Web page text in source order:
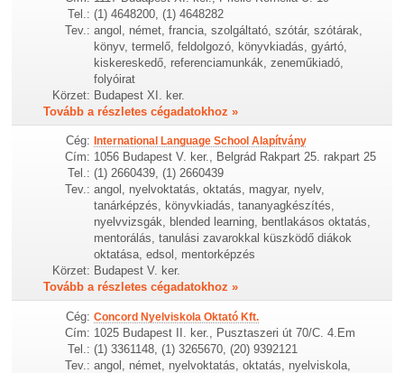
Tel.: (1) 4648200, (1) 4648282
Tev.: angol, német, francia, szolgáltató, szótár, szótárak,
könyv, termelő, feldolgozó, könyvkiadás, gyártó,
kiskereskedő, referenciamunkák, zeneműkiadó,
folyóirat
Körzet: Budapest XI. ker.
Tovább a részletes cégadatokhoz »
Cég: International Language School Alapítvány
Cím: 1056 Budapest V. ker., Belgrád Rakpart 25. rakpart 25
Tel.: (1) 2660439, (1) 2660439
Tev.: angol, nyelvoktatás, oktatás, magyar, nyelv,
tanárképzés, könyvkiadás, tananyagkészítés,
nyelvvizsgák, blended learning, bentlakásos oktatás,
mentorálás, tanulási zavarokkal küszködő diákok
oktatása, edsol, mentorképzés
Körzet: Budapest V. ker.
Tovább a részletes cégadatokhoz »
Cég: Concord Nyelviskola Oktató Kft.
Cím: 1025 Budapest II. ker., Pusztaszeri út 70/C. 4.Em
Tel.: (1) 3361148, (1) 3265670, (20) 9392121
Tev.: angol, német, nyelvoktatás, oktatás, nyelviskola,